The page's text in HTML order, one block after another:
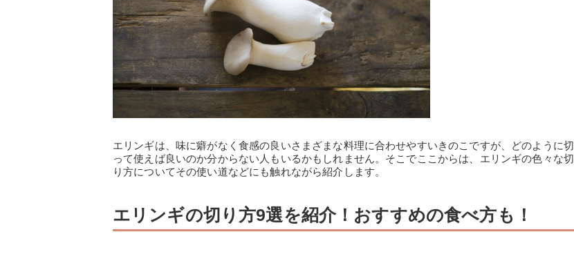
エリンギは、味に癖がなく食感の良いさまざまな料理に合わせやすいきのこですが、どのように切
って使えば良いのか分からない人もいるかもしれません。そこでここからは、エリンギの色々な切
り方についてその使い道などにも触れながら紹介します。
エリンギの切り方9選を紹介！おすすめの食べ方も！